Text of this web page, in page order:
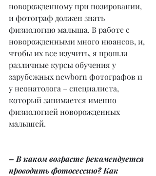
новорожденному при позировании,
и фотограф должен знать
физиологию малыша. В работе с
новорожденными много нюансов, и,
чтобы их все изучить, я прошла
различные курсы обучения у
зарубежных newborn фотографов и
у неонатолога – специалиста,
который занимается именно
физиологией новорожденных
малышей.
– В каком возрасте рекомендуется
проводить фотосессию? Как